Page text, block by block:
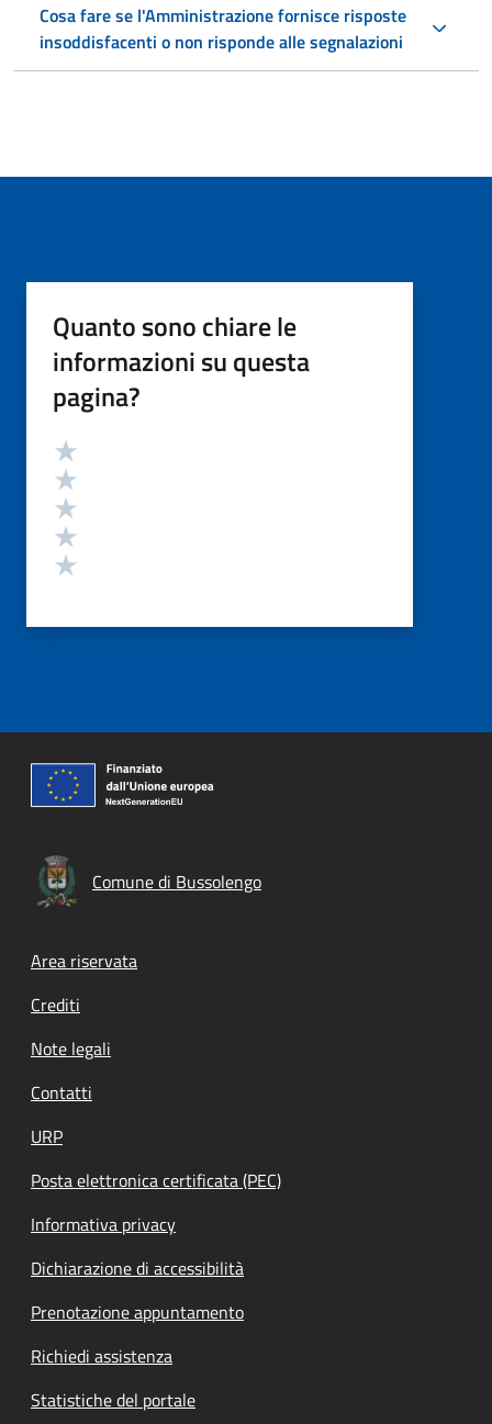
Cosa fare se l'Amministrazione fornisce risposte
insoddisfacenti o non risponde alle segnalazioni
Quanto sono chiare le
informazioni su questa
pagina?
Valutazione
Comune di Bussolengo
Footer menu
Area riservata
Crediti
Note legali
Contatti
URP
Posta elettronica certificata (PEC)
Informativa privacy
Dichiarazione di accessibilità
Prenotazione appuntamento
Richiedi assistenza
Statistiche del portale